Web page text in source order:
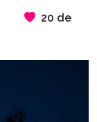
20 de